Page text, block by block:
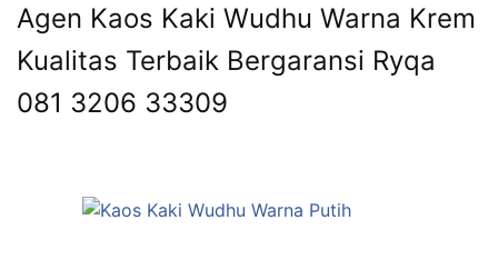
Agen Kaos Kaki Wudhu Warna Krem
Kualitas Terbaik Bergaransi Ryqa
081 3206 33309